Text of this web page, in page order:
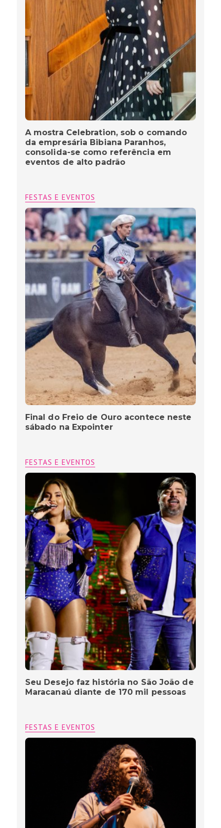
A mostra Celebration, sob o comando
da empresária Bibiana Paranhos,
consolida-se como referência em
eventos de alto padrão
FESTAS E EVENTOS
Final do Freio de Ouro acontece neste
sábado na Expointer
FESTAS E EVENTOS
Seu Desejo faz história no São João de
Maracanaú diante de 170 mil pessoas
FESTAS E EVENTOS